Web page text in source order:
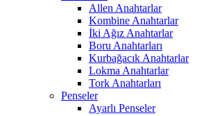
Allen Anahtarlar
Kombine Anahtarlar
İki Ağız Anahtarlar
Boru Anahtarları
Kurbağacık Anahtarlar
Lokma Anahtarlar
Tork Anahtarları
Penseler
Ayarlı Penseler